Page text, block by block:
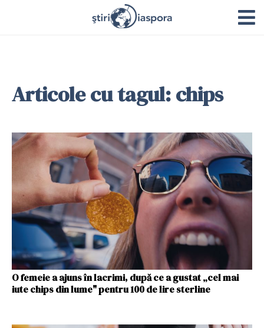
Articole cu tagul: chips
O femeie a ajuns în lacrimi, după ce a gustat „cel mai
iute chips din lume" pentru 100 de lire sterline